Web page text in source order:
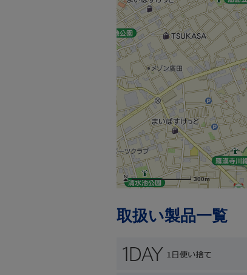
300m
取扱い製品一覧